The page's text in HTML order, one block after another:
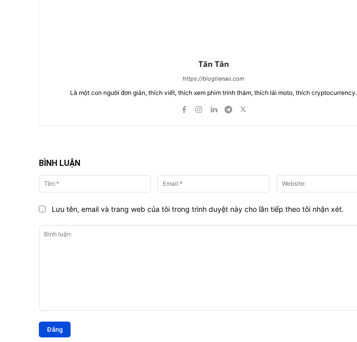
Tân Tân
https://blogtienao.com
Là một con người đơn giản, thích viết, thích xem phim trinh thám, thích lái moto, thích cryptocurrency.
BÌNH LUẬN
luận:
Tên:* Email:*
Lưu tên, email và trang web của tôi trong trình duyệt này cho lần tiếp theo tôi nhận xét.